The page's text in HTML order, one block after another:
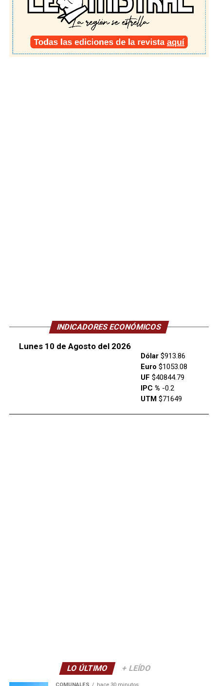
INDICADORES ECONÓMICOS
Lunes 10 de Agosto del 2026
Dólar$913.86
Euro $1053.08
UF $40844.79
IPC % -0.2
UTM$71649
LO ÚLTIMO + LEÍDO
COMUNALES hace 30 minutos